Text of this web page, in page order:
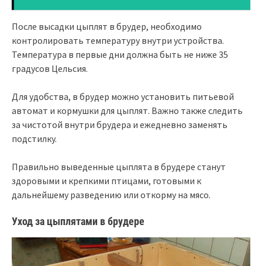
После высадки цыплят в брудер, необходимо
контролировать температуру внутри устройства.
Температура в первые дни должна быть не ниже 35
градусов Цельсия.
Для удобства, в брудер можно установить питьевой
автомат и кормушки для цыплят. Важно также следить
за чистотой внутри брудера и ежедневно заменять
подстилку.
Правильно выведенные цыплята в брудере станут
здоровыми и крепкими птицами, готовыми к
дальнейшему разведению или откорму на мясо.
Уход за цыплятами в брудере